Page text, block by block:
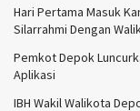
Hari Pertama Masuk
Silarrahmi Dengan
Pemkot Depok
Aplikasi
IBH Wakil Walikota